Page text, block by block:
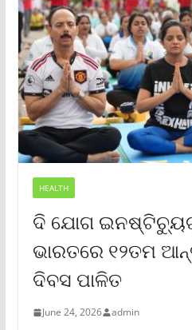
HEALTH
ଦି ଯୋଗ
ଭାରତରେ ୧୨ତମ
ଦିବସ ପାଳିତ
June 24, 2026 admin